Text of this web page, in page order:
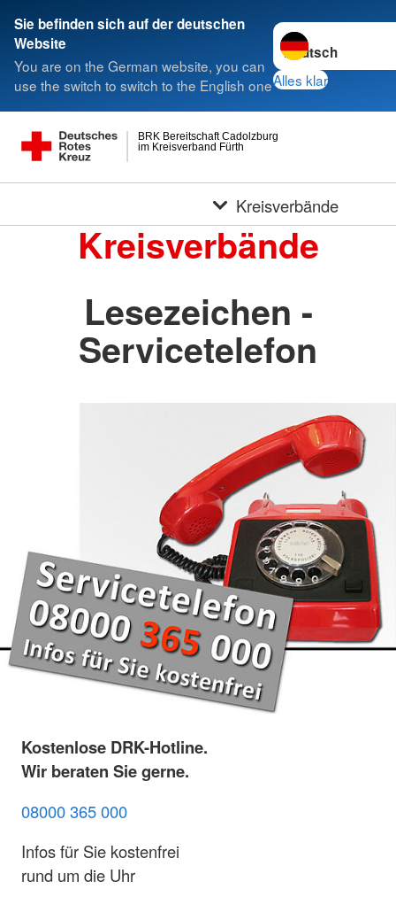
Sie befinden sich auf der deutschen
Website
You are on the German website, you can
use the switch to switch to the English one
Sprache wechseln
Alles klar
im Kreisverband Fürth
BRK Bereitschaft Cadolzburg
Kreisverbände
Kreisverbände
Lesezeichen -
Servicetelefon
Kostenlose DRK-Hotline.
Wir beraten Sie gerne.
08000 365 000
Infos für Sie kostenfrei
rund um die Uhr